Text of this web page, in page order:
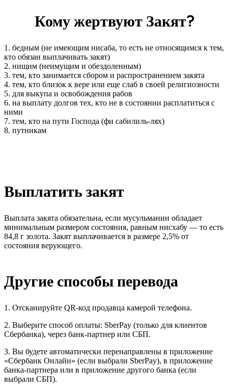
Кому жертвуют Закят?
1. бедным (не имеющим нисаба, то есть не относящимся к тем,
кто обязан выплачивать закят)
2. нищим (неимущим и обездоленным)
3. тем, кто занимается сбором и распространением закята
4. тем, кто близок к вере или еще слаб в своей религиозности
5. для выкупа и освобождения рабов
6. на выплату долгов тех, кто не в состоянии расплатиться с
ними
7. тем, кто на пути Господа (фи сабилиль-лях)
8. путникам
Выплатить закят
Выплата закята обязательна, если мусульманин обладает
минимальным размером состояния, равным нисхабу — то есть
84,8 г золота. Закят выплачивается в размере 2,5% от
состояния верующего.
Другие способы перевода
1. Отсканируйте QR-код продавца камерой телефона.
2. Выберите способ оплаты: SberPay (только для клиентов
Сбербанка), через банк-партнер или СБП.
3. Вы будете автоматически перенаправлены в приложение
«Сбербанк Онлайн» (если выбрали SberPay), в приложение
банка-партнера или в приложение другого банка (если
выбрали СБП).